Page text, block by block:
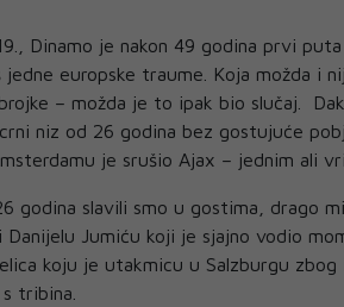
Dinamo je nakon 49 godina prvi
jedne europske traume. Koja možda i
– možda je to ipak bio slučaj.
niz od 26 godina bez gostujuće
je srušio Ajax – jednim ali
godina slavili smo u gostima, drago
Danijelu Jumiću koji je sjajno vodio
koju je utakmicu u Salzburgu
tribina.